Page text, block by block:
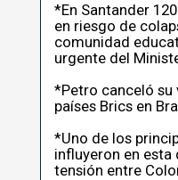
*En Santander
en riesgo de
comunidad
urgente del
*Petro canceló su
países Brics en
*Uno de los
influyeron en
tensión entre